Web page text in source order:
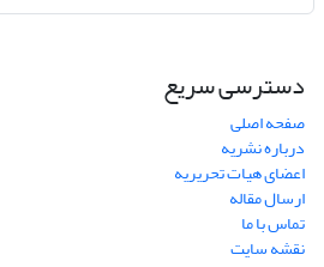
دسترسی سریع
صفحه اصلی
درباره نشریه
اعضای هیات تحریریه
ارسال مقاله
تماس با ما
نقشه سایت